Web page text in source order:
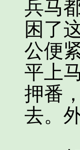
兵马
困了
公便
平上
押番
去。